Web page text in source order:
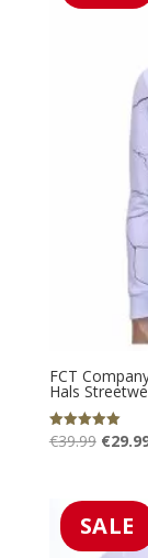
FCT
Hals
Gewaardeerd
5.00
€39.99 €
SALE